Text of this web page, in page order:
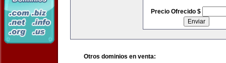
Precio Ofrecido $
Otros dominios en venta: